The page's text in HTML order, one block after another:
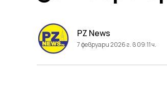
PZ News
7 февруари 2026 г. в 09:11 ч.